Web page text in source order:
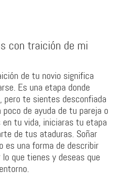
con traición de mi
de tu novio significa
Es una etapa donde
pero te sientes desconfiada
de ayuda de tu pareja o
tu vida, iniciaras tu etapa
de tus ataduras. Soñar
es una forma de describir
que tienes y deseas que